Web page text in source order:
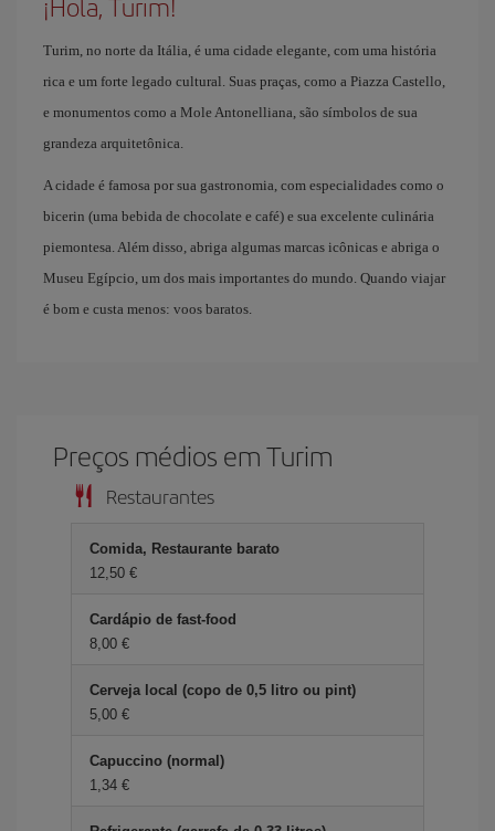
Turim, no norte da Itália, é uma cidade elegante, com uma história
rica e um forte legado cultural. Suas praças, como a Piazza Castello,
e monumentos como a Mole Antonelliana, são símbolos de sua
grandeza arquitetônica.
A cidade é famosa por sua gastronomia, com especialidades como o
bicerin (uma bebida de chocolate e café) e sua excelente culinária
piemontesa. Além disso, abriga algumas marcas icônicas e abriga o
Museu Egípcio, um dos mais importantes do mundo. Quando viajar
é bom e custa menos: voos baratos.
Preços médios em Turim
Restaurantes
Comida, Restaurante barato
12,50 €
Cardápio de fast-food
8,00 €
Cerveja local (copo de 0,5 litro ou pint)
5,00 €
Capuccino (normal)
1,34 €